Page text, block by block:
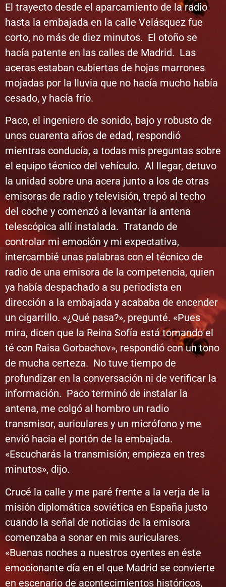
El trayecto desde el aparcamiento de la radio
hasta la embajada en la calle Velásquez fue
corto, no más de diez minutos. El otoño se
hacía patente en las calles de Madrid. Las
aceras estaban cubiertas de hojas marrones
mojadas por la lluvia que no hacía mucho había
cesado, y hacía frío.
Paco, el ingeniero de sonido, bajo y robusto de
unos cuarenta años de edad, respondió
mientras conducía, a todas mis preguntas sobre
el equipo técnico del vehículo. Al llegar, detuvo
la unidad sobre una acera junto a los de otras
emisoras de radio y televisión, trepó al techo
del coche y comenzó a levantar la antena
telescópica allí instalada. Tratando de
controlar mi emoción y mi expectativa,
intercambié unas palabras con el técnico de
radio de una emisora ​​de la competencia, quien
ya había despachado a su periodista en
dirección a la embajada y acababa de encender
un cigarrillo. «¿Qué pasa?», pregunté. «Pues
mira, dicen que la Reina Sofía está tomando el
té con Raisa Gorbachov», respondió con un tono
de mucha certeza. No tuve tiempo de
profundizar en la conversación ni de verificar la
información. Paco terminó de instalar la
antena, me colgó al hombro un radio
transmisor, auriculares y un micrófono y me
envió hacia el portón de la embajada.
«Escucharás la transmisión; empieza en tres
minutos», dijo.
Crucé la calle y me paré frente a la verja de la
misión diplomática soviética en España justo
cuando la señal de noticias de la emisora ​​
comenzaba a sonar en mis auriculares.
«Buenas noches a nuestros oyentes en éste
emocionante día en el que Madrid se convierte
en escenario de acontecimientos históricos,